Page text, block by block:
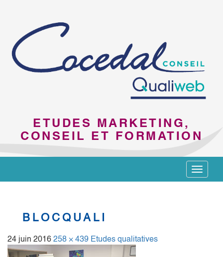
ETUDES MARKETING,
CONSEIL ET FORMATION
Toggle
BLOCQUALI
24 juin 2016 258 × 439 Etudes qualitatives